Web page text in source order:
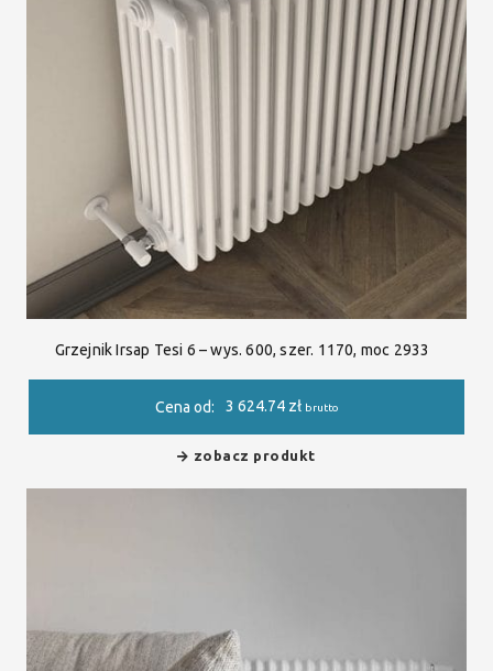
Grzejnik Irsap Tesi 6 – wys. 600, szer. 1170, moc 2933
Cena od: 3 624.74 zł brutto
zobacz produkt